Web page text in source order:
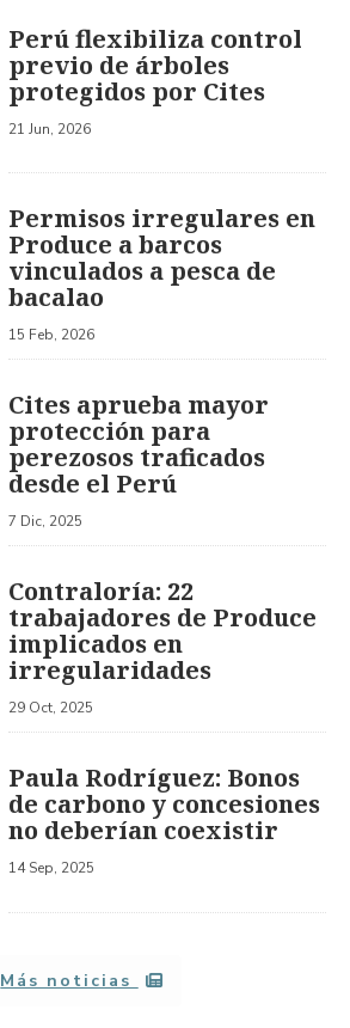
Perú flexibiliza control
previo de árboles
protegidos por Cites
21 Jun, 2026
Permisos irregulares en
Produce a barcos
vinculados a pesca de
bacalao
15 Feb, 2026
Cites aprueba mayor
protección para
perezosos traficados
desde el Perú
7 Dic, 2025
Contraloría: 22
trabajadores de Produce
implicados en
irregularidades
29 Oct, 2025
Paula Rodríguez: Bonos
de carbono y concesiones
no deberían coexistir
14 Sep, 2025
Más noticias